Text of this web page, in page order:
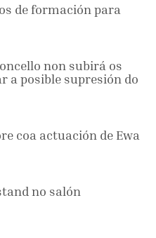
de formación para
non subirá os
a posible supresión do
coa actuación de Ewa
no salón